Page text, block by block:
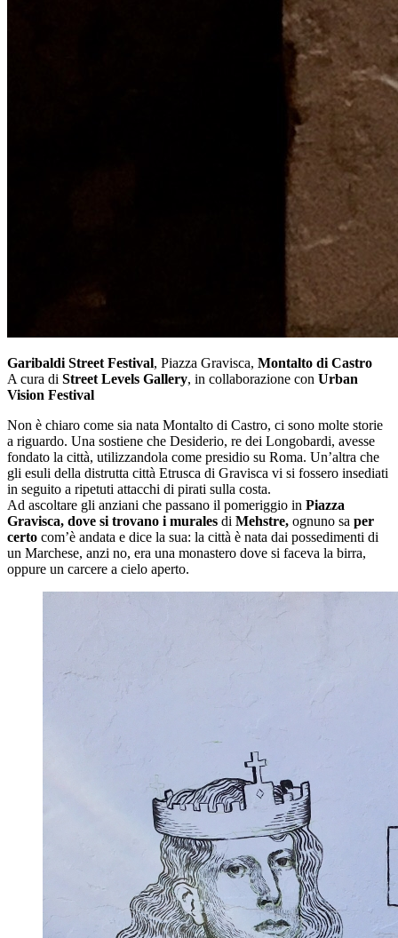
Garibaldi Street Festival, Piazza Gravisca, Montalto di Castro
A cura di Street Levels Gallery, in collaborazione con Urban
Vision Festival
Non è chiaro come sia nata Montalto di Castro, ci sono molte storie
a riguardo. Una sostiene che Desiderio, re dei Longobardi, avesse
fondato la città, utilizzandola come presidio su Roma. Un’altra che
gli esuli della distrutta città Etrusca di Gravisca vi si fossero insediati
in seguito a ripetuti attacchi di pirati sulla costa.
Ad ascoltare gli anziani che passano il pomeriggio in Piazza
Gravisca, dove si trovano i murales di Mehstre, ognuno sa per
certo com’è andata e dice la sua: la città è nata dai possedimenti di
un Marchese, anzi no, era una monastero dove si faceva la birra,
oppure un carcere a cielo aperto.